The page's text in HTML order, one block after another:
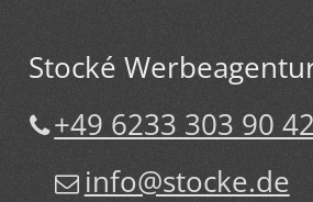
Stocké
+49 6233 303 90
info@stocke.de